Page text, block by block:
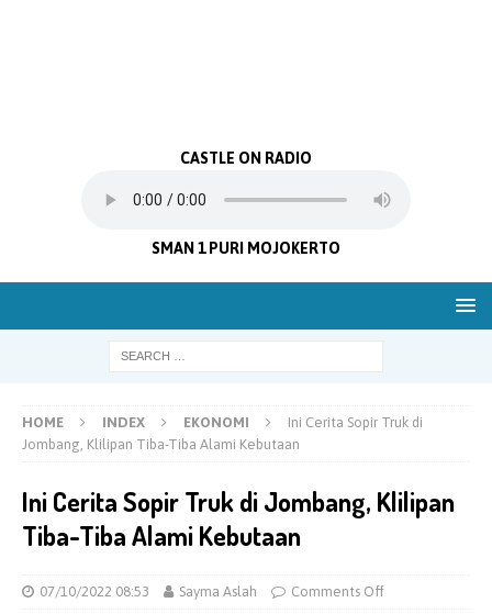
CASTLE ON RADIO
SMAN 1 PURI MOJOKERTO
HOME INDEX EKONOMI
Ini Cerita Sopir Truk di
Jombang, Klilipan Tiba-Tiba Alami Kebutaan
Ini Cerita Sopir Truk di Jombang, Klilipan
Tiba-Tiba Alami Kebutaan
07/10/2022 08:53 Sayma Aslah Comments Off